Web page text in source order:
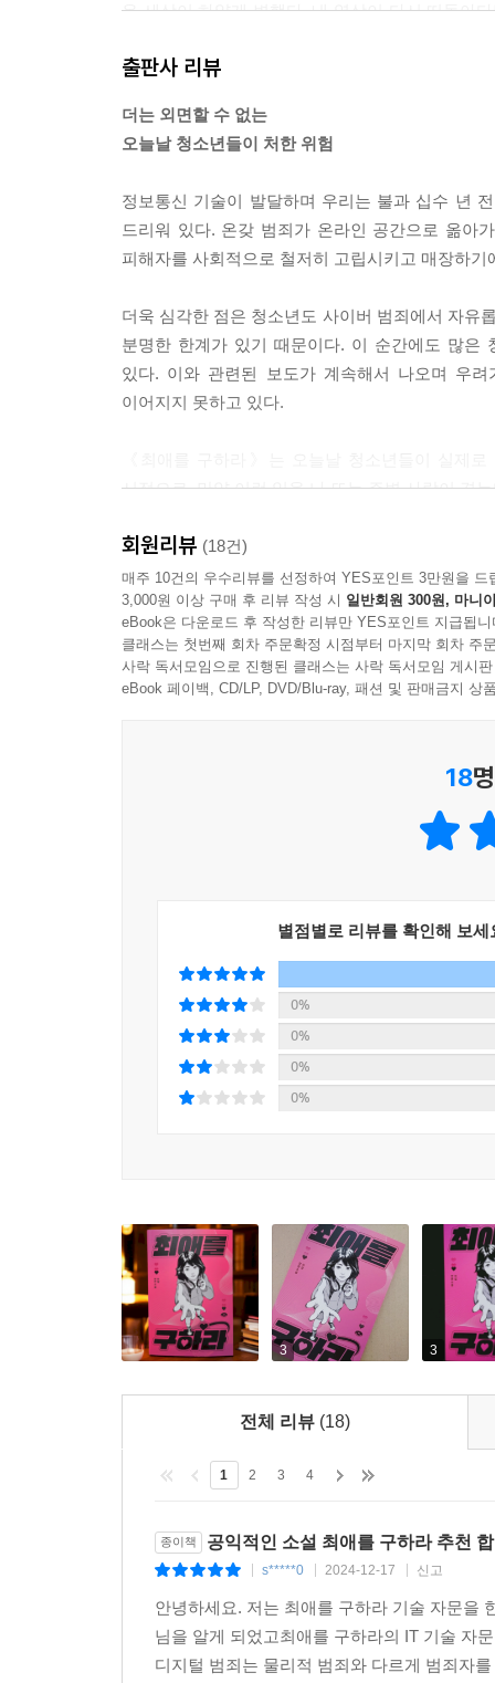
온 세상이 하얗게 변했다. 내 영상이 다시 떠돌아
--- p.122 「도망칠 수 없는 마음」 중에서
“난 네 팬이니까. 그리고 네가 유피토에서 연주해
고. 그래서 내가 기획사와 계약하지 못하도록 막았
“윤리온! 윤리온!”
진서노가 나를 불렀다. 뒤를 돌아봤다. 진서노는
--- p.142 「내면 아이」 중에서
나는 버려지는 게 두려웠다. 불안해하지 않으면,
들이 나를 외면할 듯했다. 미움과 분노를 터트리
출판사 리뷰
더는 외면할 수 없는
오늘날 청소년들이 처한 위험
정보통신 기술이 발달하며 우리는 불과 십수 년
드리워 있다. 온갖 범죄가 온라인 공간으로 옮아
피해자를 사회적으로 철저히 고립시키고 매장하기
더욱 심각한 점은 청소년도 사이버 범죄에서 자유
분명한 한계가 있기 때문이다. 이 순간에도 많은
있다. 이와 관련된 보도가 계속해서 나오며 우
이어지지 못하고 있다.
시점으로, 만약 이런 일을 나 또는 주변 사람이 겪
이제 손을 내밀어
네 편이 되어 줄게
《최애를 구하라》는 저자 이담의 전작 《나를
전작을 먼저 읽고 이어서 읽는다면 리온의 심정
공분을 샀던 사건이라 할지라도 사람들은 사건의
소설은 한 피해 생존자 청소년의 회복에 대한
회원리뷰 (18건)
매주 10건의 우수리뷰를 선정하여 YES포인트 3만원을 드
3,000원 이상 구매 후 리뷰 작성 시 일반회원 300원, 마니
eBook은 다운로드 후 작성한 리뷰만 YES포인트 지급됩니
클래스는 첫번째 회차 주문확정 시점부터 마지막 회차 주
사락 독서모임으로 진행된 클래스는 사락 독서모임 게시
eBook 페이백, CD/LP, DVD/Blu-ray, 패션 및 판매금지 상
18
별점별로 리뷰를 확인해 보세
0%
0%
0%
0%
3 3
전체 리뷰 (18)
1 2 3 4
종이책 공익적인 소설 최애를 구하라 추천
s*****0 2024-12-17 신고
안녕하세요. 저는 최애를 구하라 기술 자문을
님을 알게 되었고최애를 구하라의 IT 기술 자
디지털 범죄는 물리적 범죄와 다르게 범죄자